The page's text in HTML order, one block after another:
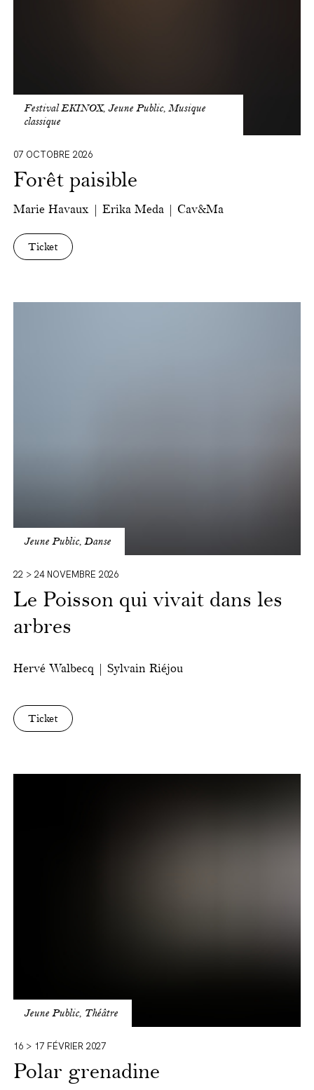
Festival EKINOX, Jeune Public, Musique
classique
07 OCTOBRE 2026
Forêt paisible
Marie Havaux | Erika Meda | Cav&Ma
Ticket
Jeune Public, Danse
22 > 24 NOVEMBRE 2026
Le Poisson qui vivait dans les
arbres
Hervé Walbecq | Sylvain Riéjou
Ticket
Jeune Public, Théâtre
16 > 17 FÉVRIER 2027
Polar grenadine